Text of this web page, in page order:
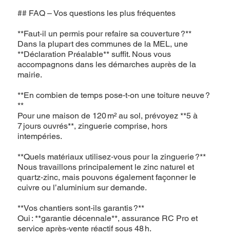
## FAQ – Vos questions les plus fréquentes
**Faut‑il un permis pour refaire sa couverture ?**
Dans la plupart des communes de la MEL, une
**Déclaration Préalable** suffit. Nous vous
accompagnons dans les démarches auprès de la
mairie.
**En combien de temps pose‑t‑on une toiture neuve ?
**
Pour une maison de 120 m² au sol, prévoyez **5 à
7 jours ouvrés**, zinguerie comprise, hors
intempéries.
**Quels matériaux utilisez‑vous pour la zinguerie ?**
Nous travaillons principalement le zinc naturel et
quartz‑zinc, mais pouvons également façonner le
cuivre ou l’aluminium sur demande.
**Vos chantiers sont‑ils garantis ?**
Oui : **garantie décennale**, assurance RC Pro et
service après‑vente réactif sous 48 h.